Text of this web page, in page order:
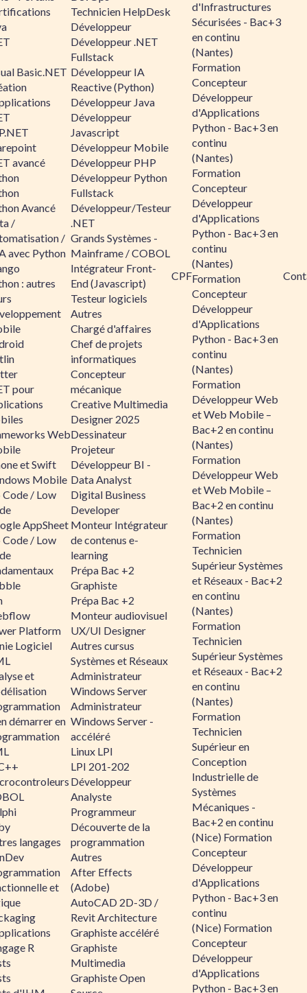
Basic.NET
avancé
Avancé
/
/
avec Python
: autres
pour
Web
et Swift
Mobile
/ Low
AppSheet
/ Low
Platform
Logiciel
et
démarrer en
langages
et
R
Technicien HelpDesk
Développeur
Développeur .NET
Fullstack
Développeur IA
Reactive (Python)
Développeur Java
Développeur
Javascript
Développeur Mobile
Développeur PHP
Développeur Python
Fullstack
Développeur/Testeur
.NET
Grands Systèmes -
Mainframe / COBOL
Intégrateur Front-
End (Javascript)
Testeur logiciels
Autres
Chargé d'affaires
Chef de projets
informatiques
Concepteur
mécanique
Creative Multimedia
Designer 2025
Dessinateur
Projeteur
Développeur BI -
Data Analyst
Digital Business
Developer
Monteur Intégrateur
de contenus e-
learning
Prépa Bac +2
Graphiste
Prépa Bac +2
Monteur audiovisuel
UX/UI Designer
Autres cursus
Systèmes et Réseaux
Administrateur
Windows Server
Administrateur
Windows Server -
accéléré
Linux LPI
LPI 201-202
Développeur
Analyste
Programmeur
Découverte de la
programmation
Autres
After Effects
(Adobe)
AutoCAD 2D-3D /
Revit Architecture
Graphiste accéléré
Graphiste
Multimedia
Graphiste Open
CPF
d'Infrastructures
Sécurisées - Bac+3
en continu
(Nantes)
Formation
Concepteur
Développeur
d'Applications
Python - Bac+3 en
continu
(Nantes)
Formation
Concepteur
Développeur
d'Applications
Python - Bac+3 en
continu
(Nantes)
Formation
Concepteur
Développeur
d'Applications
Python - Bac+3 en
continu
(Nantes)
Formation
Développeur Web
et Web Mobile –
Bac+2 en continu
(Nantes)
Formation
Développeur Web
et Web Mobile –
Bac+2 en continu
(Nantes)
Formation
Technicien
Supérieur Systèmes
et Réseaux - Bac+2
en continu
(Nantes)
Formation
Technicien
Supérieur Systèmes
et Réseaux - Bac+2
en continu
(Nantes)
Formation
Technicien
Supérieur en
Conception
Industrielle de
Systèmes
Mécaniques -
Bac+2 en continu
(Nice) Formation
Concepteur
Développeur
d'Applications
Python - Bac+3 en
continu
(Nice) Formation
Concepteur
Développeur
d'Applications
Python - Bac+3 en